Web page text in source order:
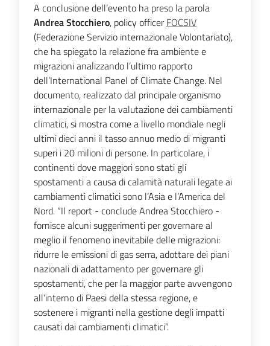
A conclusione dell’evento ha preso la parola
Andrea Stocchiero, policy officerFOCSIV
(Federazione Servizio internazionale Volontariato),
che ha spiegato la relazione fra ambiente e
migrazioni analizzando l’ultimo rapporto
dell’International Panel of Climate Change. Nel
documento, realizzato dal principale organismo
internazionale per la valutazione dei cambiamenti
climatici, si mostra come a livello mondiale negli
ultimi dieci anni il tasso annuo medio di migranti
superi i 20 milioni di persone. In particolare, i
continenti dove maggiori sono stati gli
spostamenti a causa di calamità naturali legate ai
cambiamenti climatici sono l’Asia e l’America del
Nord. “Il report - conclude Andrea Stocchiero -
fornisce alcuni suggerimenti per governare al
meglio il fenomeno inevitabile delle migrazioni:
ridurre le emissioni di gas serra, adottare dei piani
nazionali di adattamento per governare gli
spostamenti, che per la maggior parte avvengono
all’interno di Paesi della stessa regione, e
sostenere i migranti nella gestione degli impatti
causati dai cambiamenti climatici”.